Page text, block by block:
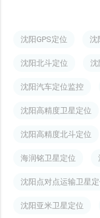
沈阳GPS定位 沈
沈阳北斗定位 沈
沈阳汽车定位监控
沈阳高精度卫星定位
沈阳高精度北斗定位
海润铭卫星定位
沈阳点对点运输卫星
沈阳亚米卫星定位